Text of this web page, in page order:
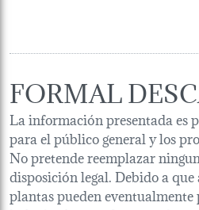
FORMAL
La información presentada es
para el público general y los
No pretende reemplazar
disposición legal. Debido a que
plantas pueden